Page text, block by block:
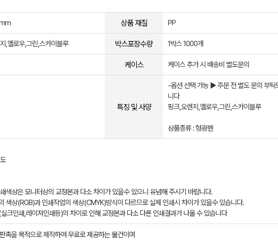
상품 재질 PP
,옐로우,그린,스카이블루 박스포장수량 1박스 1000개
케이스 케이스 추가 시 배송비 별도문의
특징 및 사양
-옵션 선택 가능 ▶ 주문 전 별도 문의 부탁
니다
핑크,오렌지,옐로우,그린,스카이블루
상품종류 : 형광펜
색상은 모니터상의 교정본과 다소 차이가 있을수 있으니 유념해 주시기 바랍니다.
색상(RGB)과 인쇄작업의 색상(CMYK)방식이 다르므로 실제 인쇄시 차이가 있을수 있습니다.
크인쇄,레이져인쇄등)의 차이로 인해 교정본과 다소 다른 인쇄결과가 나올 수 있습니다
촉을 목적으로 제작하여 무료로 제공하는 물건이며